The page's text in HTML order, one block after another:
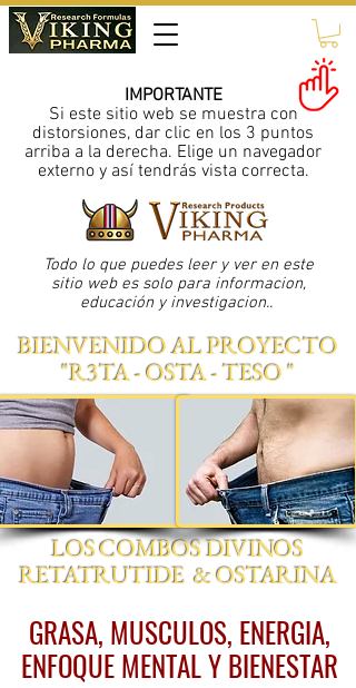
IMPORTANTE
Si este sitio web se muestra con
distorsiones, dar clic en los 3 puntos
arriba a la derecha. Elige un navegador
externo y así tendrás vista correcta.
Todo lo que puedes leer y ver en este
sitio web es solo para informacion,
educación y investigacion..
BIENVENIDO AL PROYECTO
"R3TA - OSTA - TESO "
LOS COMBOS DIVINOS
RETATRUTIDE & OSTARINA
GRASA, MUSCULOS, ENERGIA,
ENFOQUE MENTAL Y BIENESTAR